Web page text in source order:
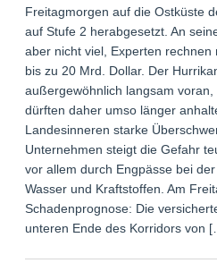
Freitagmorgen auf die Ostküste
auf Stufe 2 herabgesetzt. An
aber nicht viel, Experten rechnen
bis zu 20 Mrd. Dollar. Der
außergewöhnlich langsam
dürften daher umso länger
Landesinneren starke
Unternehmen steigt die Gefahr
vor allem durch Engpässe bei
Wasser und Kraftstoffen. Am
Schadenprognose: Die
unteren Ende des Korridors von